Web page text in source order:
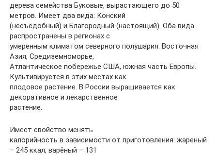
дерева семейства Буковые, вырастающего до 50
метров. Имеет два вида: Конский
(несъедобный) и Благородный (настоящий). Оба вида
распространены в регионах с
умеренным климатом северного полушария: Восточная
Азия, Средиземноморье,
Атлантическое побережье США, южная часть Европы.
Культивируется в этих местах как
плодовое растение. В России выращивается как
декоративное и лекарственное
растение.
Имеет свойство менять
калорийность в зависимости от приготовления: жареный
– 245 ккал, варёный – 131